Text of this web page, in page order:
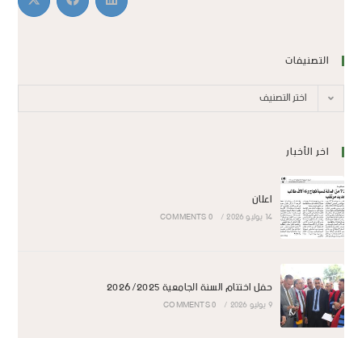
التصنيفات
اختر التصنيف
اخر الأخبار
اعلان
14 يوليو 2026 /
0 COMMENTS
حفل اختتام السنة الجامعية 2026/2025
9 يوليو 2026 /
0 COMMENTS